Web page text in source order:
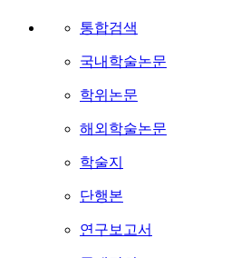
통합검색
국내학술논문
학위논문
해외학술논문
학술지
단행본
연구보고서